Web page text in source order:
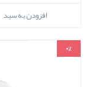
افزودن به سبد
0%